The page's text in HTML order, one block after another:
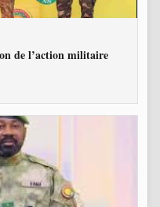
de l’action militaire